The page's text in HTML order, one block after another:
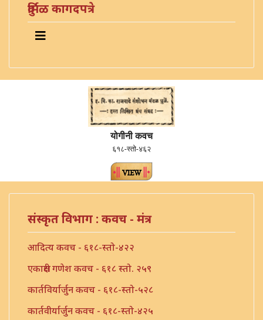
दुर्मिळ कागदपत्रे
योगीनी कवच
६१८-स्तो-४६२
संस्कृत विभाग : कवच - मंत्र
आदित्य कवच - ६१८-स्तो-४२२
एकाक्षरी गणेश कवच - ६१८ स्तो. २५९
कार्तविर्यार्जुन कवच - ६१८-स्तो-५२८
कार्तवीर्यार्जुन कवच - ६१८-स्तो-४२५